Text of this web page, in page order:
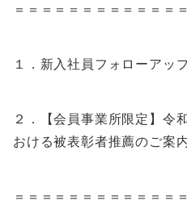
＝＝＝＝＝＝＝＝＝＝＝＝
１．新入社員フォローアッ
２．【会員事業所限定】
おける被表彰者推薦のご案
＝＝＝＝＝＝＝＝＝＝＝＝